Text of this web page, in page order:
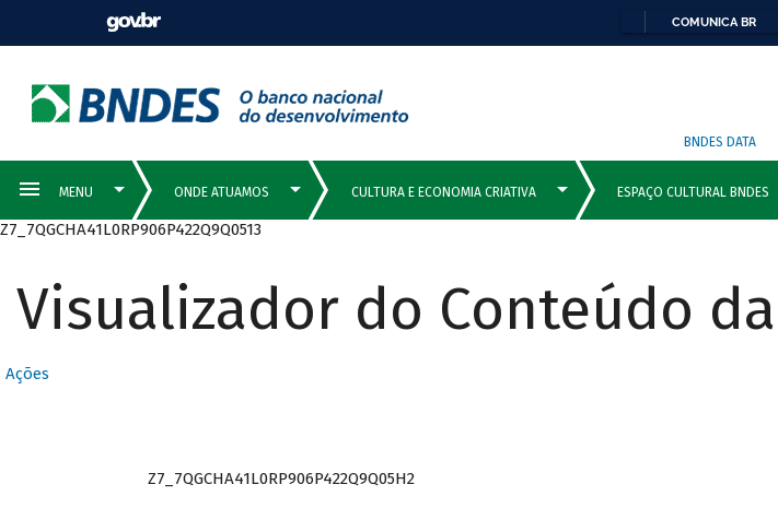
COMUNICA BR
BNDES DATA
Z7_7QGCHA41L0RP906P422Q9Q0513
Visualizador do Conteúdo
Ações
Z7_7QGCHA41L0RP906P422Q9Q05H2